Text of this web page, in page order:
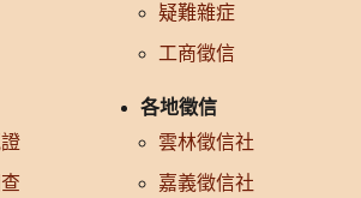
疑難雜症
工商徵信
各地徵信
雲林徵信社
嘉義徵信社